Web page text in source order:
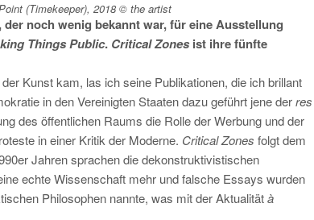
(Timekeeper), 2018 © the artist
noch wenig bekannt war, für eine Ausstellung
Things Public. Critical Zonesist ihre fünfte
Kunst kam, las ich seine Publikationen, die ich brillant
in den Vereinigten Staaten dazu geführt jene derres
des öffentlichen Raums die Rolle der Werbung und der
in einer Kritik der Moderne. Critical Zones folgt dem
Jahren sprachen die dekonstruktivistischen
echte Wissenschaft mehr und falsche Essays wurden
Philosophen nannte, was mit der Aktualitätà